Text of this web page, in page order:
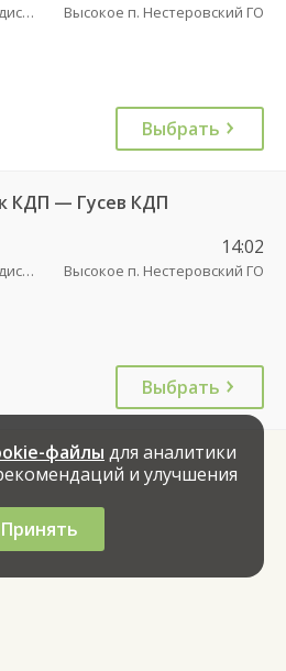
Краснознаменск Кассово-диспетчерский пункт Высокое п. Нестеровский ГО
Выбрать
КДП — Гусев КДП
Краснознаменск Кассово-диспетчерский пункт
14:02
Высокое п. Нестеровский ГО
Выбрать
файлы для аналитики
и улучшения
Принять